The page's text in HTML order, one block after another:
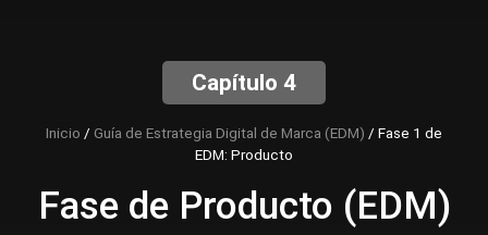
Capítulo 4
Inicio / Guía de Estrategia Digital de Marca (EDM) / Fase 1 de
EDM: Producto
Fase de Producto (EDM)